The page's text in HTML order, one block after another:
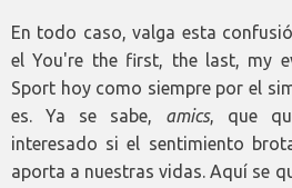
En todo caso, valga esta
el You're the first, the last, my
Sport hoy como siempre por el
es. Ya se sabe, amics, que
interesado si el sentimiento
aporta a nuestras vidas. Aquí se